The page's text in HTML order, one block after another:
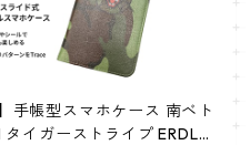
】手帳型スマホケース 南ベト
タイガーストライプ ERDL